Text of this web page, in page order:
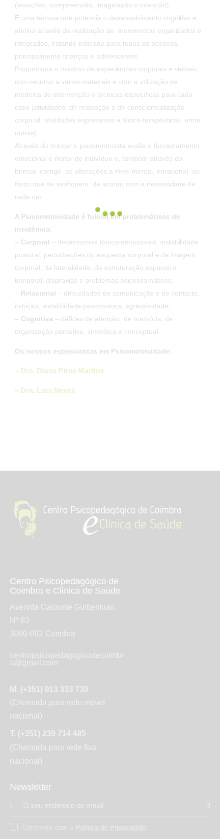
(emoções, compreensão, imaginação e intenção).
É uma técnica que potencia o desenvolvimento cognitivo e
afetivo através da realização de movimentos organizados e
integrados, estando indicada para todas as pessoas,
principalmente crianças e adolescentes.
Proporciona o máximo de experiências corporais e verbais,
com recurso a vários materiais e com a utilização de
modelos de intervenção e técnicas específicas para cada
caso (atividades de relaxação e de consciencialização
corporal; atividades expressivas e lúdico-terapêuticas, entre
outras).
Através do brincar o psicomotricista avalia o funcionamento
emocional e motor do indivíduo e, também através do
brincar, corrige as alterações a nível mental, emocional ou
físico que se verifiquem, de acordo com a necessidade de
cada um.
A Psicomotricidade é fulcral em problemáticas de
incidência:
– Corporal – desarmonias tónico-emocionais, instabilidade
postural, perturbações do esquema corporal e da imagem
corporal, da lateralidade, da estruturação espacial e
temporal, dispraxias e problemas psicossomáticos;
– Relacional – dificuldades de comunicação e de contacto,
inibição, instabilidade psicomotora, agressividade;
– Cognitiva – défices de atenção, de memória, de
organização percetiva, simbólica e conceptual.
Os nossos especialistas em Psicomotricidade:
– Dra. Diana Pires Martins
– Dra. Lara Neves
Centro Psicopedagógico de
Coimbra e Clínica de Saúde
Avenida Calouste Gulbenkian,
Nº 83
3000-092 Coimbra
centropsicopedagogicodecoimbr
a@gmail.com
M. (+351) 913 333 730
(Chamada para rede móvel
nacional)
T. (+351) 239 714 485
(Chamada para rede fixa
nacional)
Newsletter
Subs
Política de Privacidade